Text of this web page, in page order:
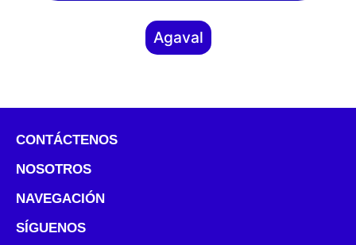
Agaval
CONTÁCTENOS
NOSOTROS
NAVEGACIÓN
SÍGUENOS